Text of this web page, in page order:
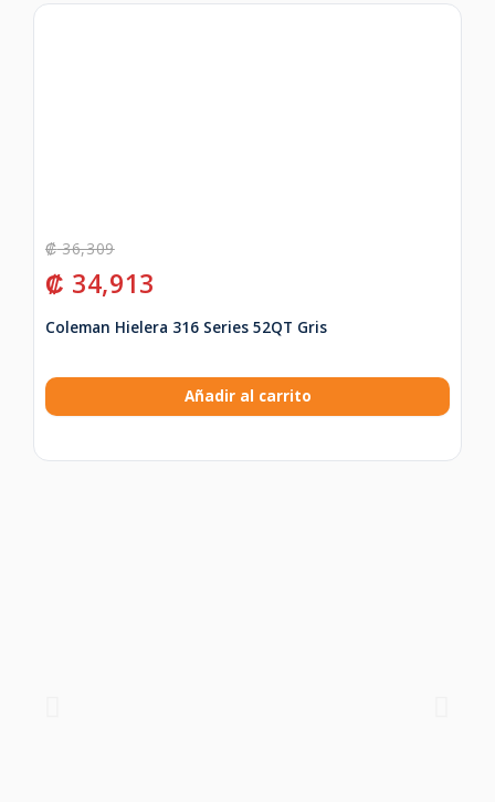
₡36,309
₡ 34,913
Coleman Hielera 316 Series 52QT Gris
Añadir al carrito